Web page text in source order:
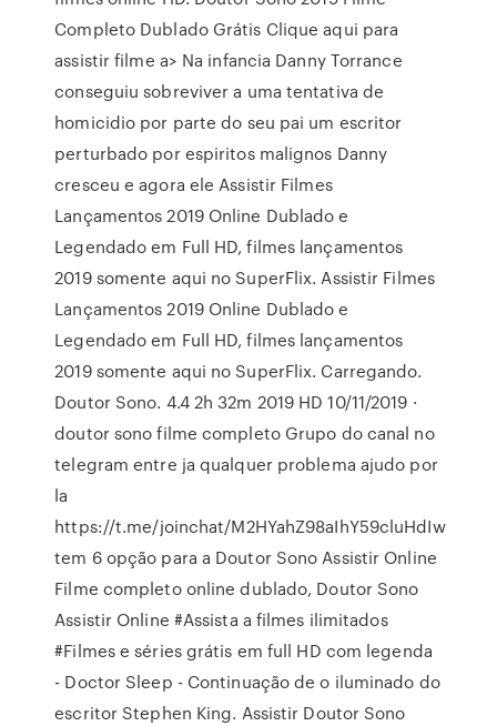
Completo Dublado Grátis Clique aqui para
assistir filme a> Na infancia Danny Torrance
conseguiu sobreviver a uma tentativa de
homicidio por parte do seu pai um escritor
perturbado por espiritos malignos Danny
cresceu e agora ele Assistir Filmes
Lançamentos 2019 Online Dublado e
Legendado em Full HD, filmes lançamentos
2019 somente aqui no SuperFlix. Assistir Filmes
Lançamentos 2019 Online Dublado e
Legendado em Full HD, filmes lançamentos
2019 somente aqui no SuperFlix. Carregando.
Doutor Sono. 4.4 2h 32m 2019 HD 10/11/2019 ·
doutor sono filme completo Grupo do canal no
telegram entre ja qualquer problema ajudo por
la
https://t.me/joinchat/M2HYahZ98aIhY59cluHdIw
tem 6 opção para a Doutor Sono Assistir Online
Filme completo online dublado, Doutor Sono
Assistir Online #Assista a filmes ilimitados
#Filmes e séries grátis em full HD com legenda
- Doctor Sleep - Continuação de o iluminado do
escritor Stephen King. Assistir Doutor Sono